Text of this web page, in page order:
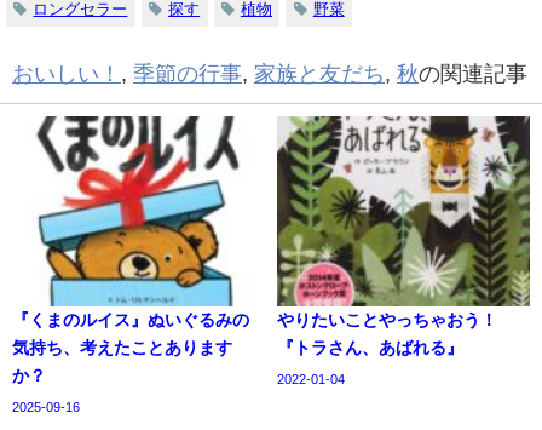
ロングセラー 探す 植物 野菜
おいしい！ , 季節の行事, 家族と友だち, 秋の関連記事
『くまのルイス』ぬいぐるみの
気持ち、考えたことあります
か？
2025-09-16
やりたいことやっちゃおう！
『トラさん、あばれる』
2022-01-04